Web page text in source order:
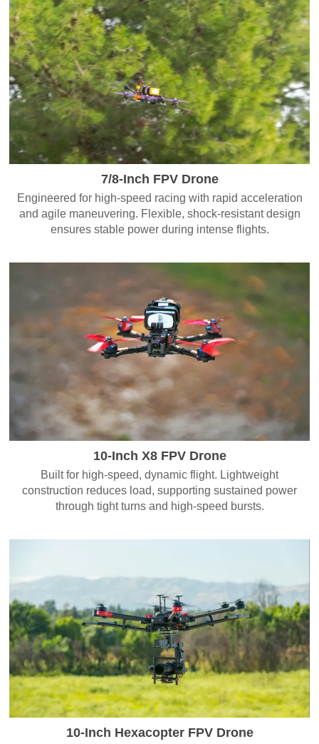
7/8-Inch FPV Drone
Engineered for high-speed racing with rapid acceleration
and agile maneuvering. Flexible, shock-resistant design
ensures stable power during intense flights.
10-Inch X8 FPV Drone
Built for high-speed, dynamic flight. Lightweight
construction reduces load, supporting sustained power
through tight turns and high-speed bursts.
10-Inch Hexacopter FPV Drone